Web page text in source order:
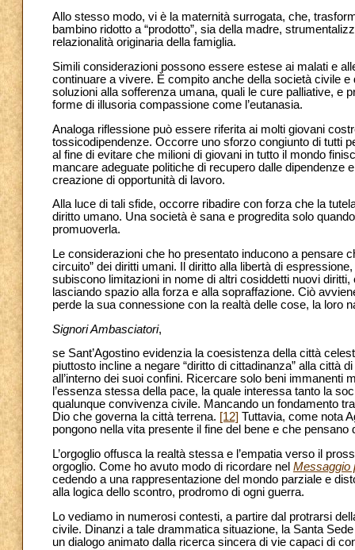
Allo stesso modo, vi è la maternità surrogata, che,
bambino ridotto a “prodotto”, sia della madre,
relazionalità originaria della famiglia.
Simili considerazioni possono essere estese ai malati e
continuare a vivere. È compito anche della società civile
soluzioni alla sofferenza umana, quali le cure palliative, e
forme di illusoria compassione come l’eutanasia.
Analoga riflessione può essere riferita ai molti giovani
tossicodipendenze. Occorre uno sforzo congiunto di tutti
al fine di evitare che milioni di giovani in tutto il mondo
mancare adeguate politiche di recupero dalle dipendenze
creazione di opportunità di lavoro.
Alla luce di tali sfide, occorre ribadire con forza che la
diritto umano. Una società è sana e progredita solo
promuoverla.
Le considerazioni che ho presentato inducono a pensare
circuito” dei diritti umani. Il diritto alla libertà di
subiscono limitazioni in nome di altri cosiddetti nuovi
lasciando spazio alla forza e alla sopraffazione. Ciò
perde la sua connessione con la realtà delle cose, la loro
Signori Ambasciatori,
se Sant’Agostino evidenzia la coesistenza della città
piuttosto incline a negare “diritto di cittadinanza” alla
all’interno dei suoi confini. Ricercare solo beni immanenti
l’essenza stessa della pace, la quale interessa tanto la
qualunque convivenza civile. Mancando un fondamento
Dio che governa la città terrena. [12] Tuttavia, come nota
pongono nella vita presente il fine del bene e che
L’orgoglio offusca la realtà stessa e l’empatia verso il
orgoglio. Come ho avuto modo di ricordare nel Messaggio
cedendo a una rappresentazione del mondo parziale e
alla logica dello scontro, prodromo di ogni guerra.
Lo vediamo in numerosi contesti, a partire dal protrarsi
civile. Dinanzi a tale drammatica situazione, la Santa
un dialogo animato dalla ricerca sincera di vie capaci di